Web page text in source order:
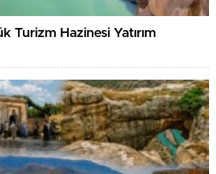
Turizm Hazinesi Yatırım